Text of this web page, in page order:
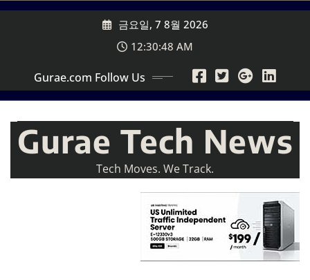
Skip
금요일, 7 8월 2026
12:30:50 AM
Gurae.com Follow Us
Gurae Tech News
Tech Moves. We Track.